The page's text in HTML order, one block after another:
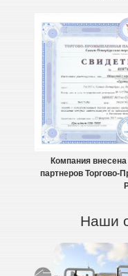
Компания
партнеров
Наши